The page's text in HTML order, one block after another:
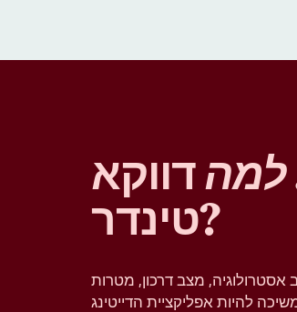
למהדווקא
טינדר?
אסטרולוגיה, מצב דרכון, מטרות
להיות אפליקציית הדייטינג